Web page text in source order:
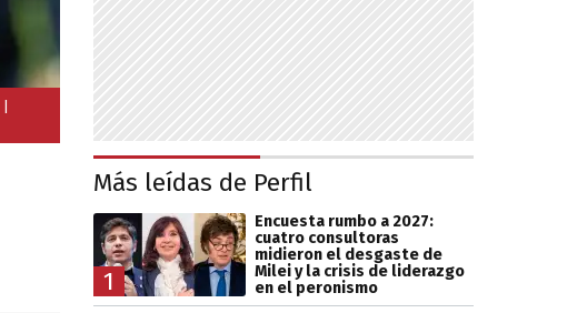
Más leídas de Perfil
1
Encuesta rumbo a 2027:
cuatro consultoras
midieron el desgaste de
Milei y la crisis de liderazgo
en el peronismo